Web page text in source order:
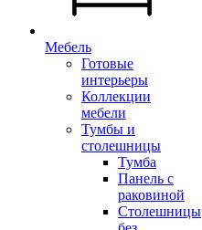
Мебель
Готовые
интерьеры
Коллекции
мебели
Тумбы и
столешницы
Тумба
Панель с
раковиной
Столешницы